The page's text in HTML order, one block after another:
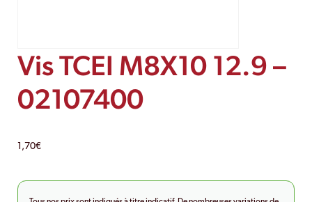
Vis TCEI M8X10 12.9 –
02107400
1,70€